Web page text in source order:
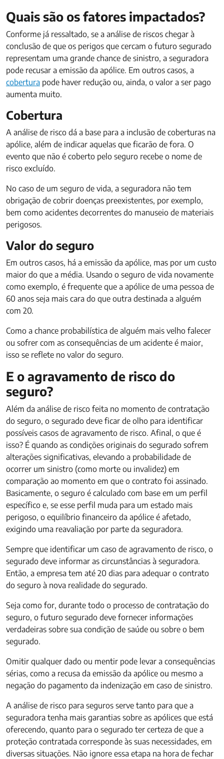
Quais são os fatores impactados?
Conforme já ressaltado, se a análise de riscos chegar à
conclusão de que os perigos que cercam o futuro segurado
representam uma grande chance de sinistro, a seguradora
pode recusar a emissão da apólice. Em outros casos, a
cobertura pode haver redução ou, ainda, o valor a ser pago
aumenta muito.
Cobertura
A análise de risco dá a base para a inclusão de coberturas na
apólice, além de indicar aquelas que ficarão de fora. O
evento que não é coberto pelo seguro recebe o nome de
risco excluído.
No caso de um seguro de vida, a seguradora não tem
obrigação de cobrir doenças preexistentes, por exemplo,
bem como acidentes decorrentes do manuseio de materiais
perigosos.
Valor do seguro
Em outros casos, há a emissão da apólice, mas por um custo
maior do que a média. Usando o seguro de vida novamente
como exemplo, é frequente que a apólice de uma pessoa de
60 anos seja mais cara do que outra destinada a alguém
com 20.
Como a chance probabilística de alguém mais velho falecer
ou sofrer com as consequências de um acidente é maior,
isso se reflete no valor do seguro.
E o agravamento de risco do
seguro?
Além da análise de risco feita no momento de contratação
do seguro, o segurado deve ficar de olho para identificar
possíveis casos de agravamento de risco. Afinal, o que é
isso? É quando as condições originais do segurado sofrem
alterações significativas, elevando a probabilidade de
ocorrer um sinistro (como morte ou invalidez) em
comparação ao momento em que o contrato foi assinado.
Basicamente, o seguro é calculado com base em um perfil
específico e, se esse perfil muda para um estado mais
perigoso, o equilíbrio financeiro da apólice é afetado,
exigindo uma reavaliação por parte da seguradora.
Sempre que identificar um caso de agravamento de risco, o
segurado deve informar as circunstâncias à seguradora.
Então, a empresa tem até 20 dias para adequar o contrato
do seguro à nova realidade do segurado.
Seja como for, durante todo o processo de contratação do
seguro, o futuro segurado deve fornecer informações
verdadeiras sobre sua condição de saúde ou sobre o bem
segurado.
Omitir qualquer dado ou mentir pode levar a consequências
sérias, como a recusa da emissão da apólice ou mesmo a
negação do pagamento da indenização em caso de sinistro.
A análise de risco para seguros serve tanto para que a
seguradora tenha mais garantias sobre as apólices que está
oferecendo, quanto para o segurado ter certeza de que a
proteção contratada corresponde às suas necessidades, em
diversas situações. Não ignore essa etapa na hora de fechar